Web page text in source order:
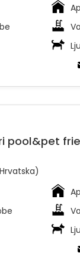
pool&pet